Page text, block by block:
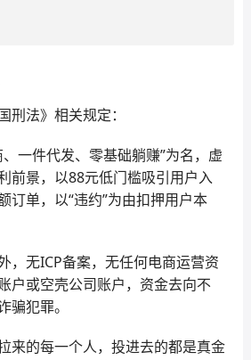
刑法》相关规定：
一件代发、零基础躺赚”为名，虚
前景，以88元低门槛吸引用户入
订单，以“违约”为由扣押用户本
，无ICP备案，无任何电商运营资
户或空壳公司账户，资金去向不
骗犯罪。
来的每一个人，投进去的都是真金